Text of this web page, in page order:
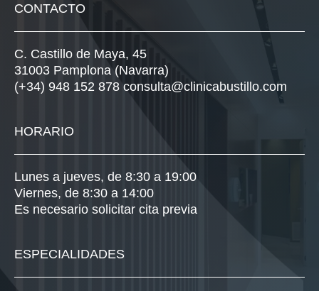
CONTACTO
C. Castillo de Maya, 45
31003 Pamplona (Navarra)
(+34) 948 152 878 consulta@clinicabustillo.com
HORARIO
Lunes a jueves, de 8:30 a 19:00
Viernes, de 8:30 a 14:00
Es necesario solicitar cita previa
ESPECIALIDADES